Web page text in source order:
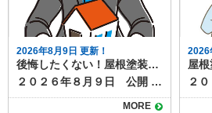
2026年8月9日 更新！
後悔したくない！屋根塗装の業者選びでありがちな失敗例と対策
２０２６年８月９日 公開 屋根塗装は高額な工事になることも多く、業者選びはとても重要です。 しかし、「しっかり調べたつもりだったのに…」「見積もりが安かったから決めたけど…」と、後悔してしまうケースも少なくありません。 今回は、屋根塗装の業者選びでよくある失敗例と、そうならないための対策についてご紹介します。 目次よくある失敗例①：金額だけで決めてしまったよくある失敗例②：実績や評判を確認しなかったよくある失敗例③：急かされ、よくわからないまま契約したよくある失敗例④：保証内容を確認していなかった納得の屋根塗装工事は、信頼できる業者選びから！ よくある失敗例①：金額だけで決めてしまった 「他社より10万円以上安かったから決めた」というように、費用だけで業者を選ぶと、必要な工程を省略されたり、品質の低い塗料が使われたりするケースがあります。 金額は大切な判断材料ですが、安さだけに飛びつくのはリスクも伴います。 ＜対策＞ 見積もりの内容を細かく確認し、価格だけでなく施工内容や保証、使用塗料などを比較しましょう。 2〜3社以上から相見積もりを取ることがおすすめです。 よくある失敗例②：実績や評判を確認しなかった 「近所で工事していると営業に来たから」「チラシを見たから」と、業者の実績や評判を調べずにとびついて契約してしまうと、後から「こんなはずじゃなかった」と感じることも。 施工後のトラブル対応が不十分だった、保証がなかったなどの声もよく聞かれます。 ＜対策＞ 施工事例や口コミ、Googleレビューなどを確認し、実績のある業者かどうかをチェックしましょう。ホームページやSNSでの発信も判断材料になります。近くで工事している業者の場合は、実際に施工した方に話をきくのも◎ よくある失敗例③：急かされ、よくわからないまま契約した 「今日契約すれば〇万円引きますよ！」というセールストークに流されたり、「とりあえず契約だけ！」「工事の日を押えるためにまずは契約を！」など、十分に検討できないまま契約してしまうケースもあります。 焦って決めてしまうと、確認が不十分になり、後悔につながる可能性が高まります。 ＜対策＞ 急かされても一度冷静になり、家族や第三者に相談する時間を確保しましょう。「その場で決めない」ことを意識すると失敗が防げます。 よくある失敗例④：保証内容を確認していなかった 施工後すぐに塗膜が剥がれたり、不具合が発生したときに「保証がなかった」「問い合わせても対応してくれない」といった問題が発覚することもあります。中には数年で施工店自体がなくなってしまっていることも。 耐久年数が１０年以上ある塗料の場合、お付き合いも長くなります。誠実な業者を選ぶのは、保証があるかどうかと並んで重要です。 ＜対策＞ 契約前に保証内容をしっかり確認し、口頭ではなく書面で取り交わしておくことが大切です。施工後のアフターフォロー体制も合わせて確認しましょう。 納得の屋根塗装工事は、信頼できる業者選びから！ 屋根塗装の失敗を防ぐためには、「価格」「実績」「口コミ」「保証内容」の4つをしっかりチェックすることがポイントです。 特に屋根塗装は見えにくい部分の工事となるため、信頼できる業者を選ぶことが何よりも大切です。地元で長年の実績がある専門業者であれば、地域の気候や建物の特徴を熟知しているため安心感もあります。 初めての屋根塗装でも、少しの注意と準備で失敗は防げます。焦らず、情報を集めて納得のいく業者選びを心がけましょう。 屋根塗装の事なら塗り達までお気軽にご相談ください！
MORE
2026